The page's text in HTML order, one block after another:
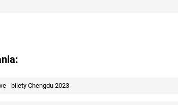
- bilety Chengdu 2023